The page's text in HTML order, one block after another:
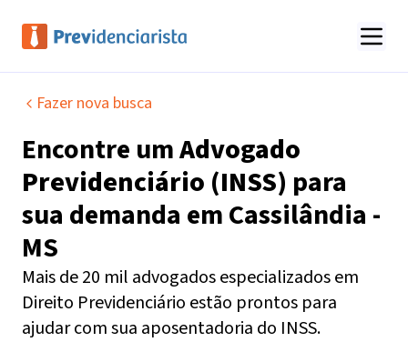
Fazer nova busca
Encontre umAdvogado
Previdenciário (INSS) para
sua demanda emCassilândia -
MS
Mais de 20 mil advogados especializados em
Direito Previdenciário estão prontos para
ajudar com sua aposentadoria do INSS.